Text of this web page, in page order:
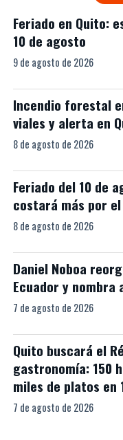
Feriado en Quito:
10 de agosto
9 de agosto de 2026
Incendio forestal
viales y alerta en
8 de agosto de 2026
Feriado del 10 de
costará más por
8 de agosto de 2026
Daniel Noboa
Ecuador y nombra
7 de agosto de 2026
Quito buscará el
gastronomía: 150
miles de platos en
7 de agosto de 2026